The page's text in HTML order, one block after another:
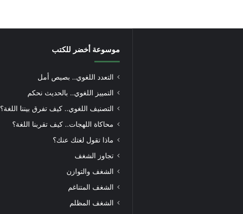
موسوعة أخضر للكتب
التعدد اللغوي.. بصيص أمل
التمييز اللغوي.. بالحديث نحكم
التصنيف اللغوي.. كيف تفرق بيننا اللغة؟
محاكاة اللهجات.. كيف تقربنا اللغة؟
ماذا تقول لغتك عنك؟
تجاوز الشغف
الشغف والتوازن
الشغف المتناغم
الشغف المظلم